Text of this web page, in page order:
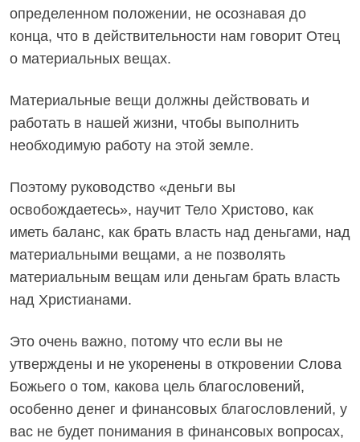
определенном положении, не осознавая до
конца, что в действительности нам говорит Отец
о материальных вещах.
Материальные вещи должны действовать и
работать в нашей жизни, чтобы выполнить
необходимую работу на этой земле.
Поэтому руководство «деньги вы
освобождаетесь», научит Тело Христово, как
иметь баланс, как брать власть над деньгами, над
материальными вещами, а не позволять
материальным вещам или деньгам брать власть
над Христианами.
Это очень важно, потому что если вы не
утверждены и не укоренены в откровении Слова
Божьего о том, какова цель благословений,
особенно денег и финансовых благословлений, у
вас не будет понимания в финансовых вопросах,